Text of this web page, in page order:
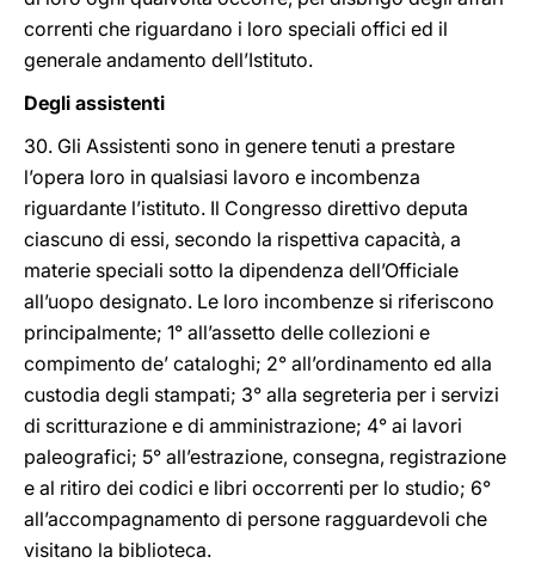
correnti che riguardano i loro speciali offici ed il
generale andamento dell’Istituto.
Degli assistenti
30. Gli Assistenti sono in genere tenuti a prestare
l’opera loro in qualsiasi lavoro e incombenza
riguardante l’istituto. Il Congresso direttivo deputa
ciascuno di essi, secondo la rispettiva capacità, a
materie speciali sotto la dipendenza dell’Officiale
all’uopo designato. Le loro incombenze si riferiscono
principalmente; 1° all’assetto delle collezioni e
compimento de’ cataloghi; 2° all’ordinamento ed alla
custodia degli stampati; 3° alla segreteria per i servizi
di scritturazione e di amministrazione; 4° ai lavori
paleografici; 5° all’estrazione, consegna, registrazione
e al ritiro dei codici e libri occorrenti per lo studio; 6°
all’accompagnamento di persone ragguardevoli che
visitano la biblioteca.